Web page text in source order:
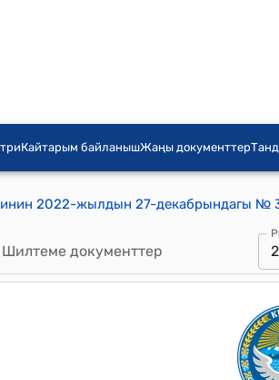
Кайтарым байланышЖаңы документтер
Шилтеме документтер